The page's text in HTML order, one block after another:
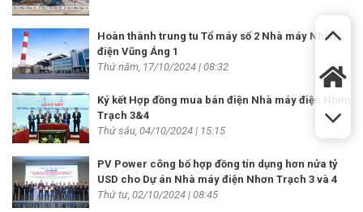
Hoàn thành trung tu Tổ máy số 2 Nhà máy Nhiệt
điện Vũng Áng 1
Thứ năm, 17/10/2024 | 08:32
Ký kết Hợp đồng mua bán điện Nhà máy điện Nhơn
Trạch 3&4
Thứ sáu, 04/10/2024 | 15:15
PV Power công bố hợp đồng tín dụng hơn nửa tỷ
USD cho Dự án Nhà máy điện Nhơn Trạch 3 và 4
Thứ tư, 02/10/2024 | 08:45